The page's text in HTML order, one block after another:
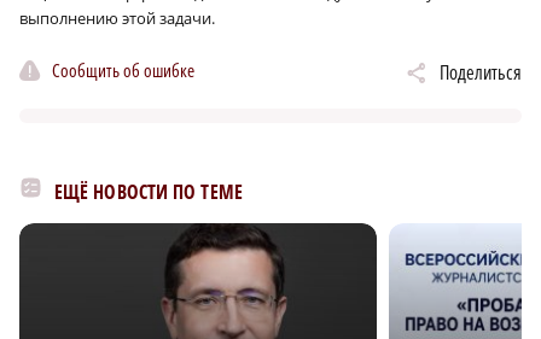
выполнению этой задачи.
Сообщить об ошибке Поделиться
ЕЩЁ НОВОСТИ ПО ТЕМЕ